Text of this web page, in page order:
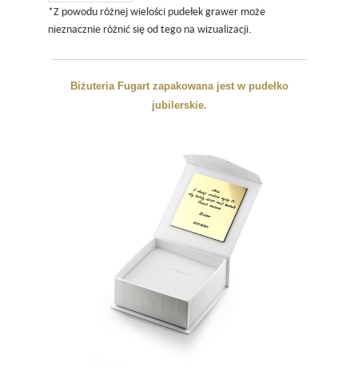
*Z powodu różnej wielości pudełek grawer może
nieznacznie różnić się od tego na wizualizacji.
Biżuteria Fugart zapakowana jest w pudełko
jubilerskie.